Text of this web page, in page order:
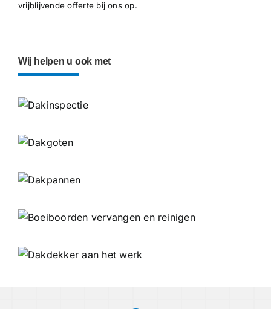
vrijblijvende offerte bij ons op.
Wij helpen u ook met